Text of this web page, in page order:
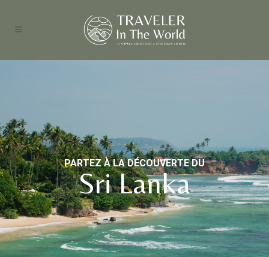
PARTEZ À LA DÉCOUVERTE DU
Sri Lanka